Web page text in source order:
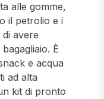
alle gomme,
il petrolio e i
di avere
È
e acqua
ad alta
kit di pronto